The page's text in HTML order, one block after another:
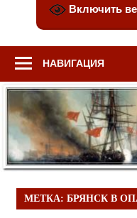
Включить
НАВИГАЦИЯ
МЕТКА: БРЯНСК В